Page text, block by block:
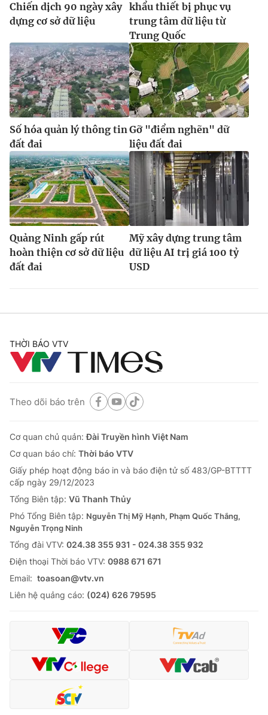
Chiến dịch 90 ngày xây
dựng cơ sở dữ liệu
khẩu thiết bị phục vụ
trung tâm dữ liệu từ
Trung Quốc
Số hóa quản lý thông tin
đất đai
Gỡ "điểm nghẽn" dữ
liệu đất đai
Quảng Ninh gấp rút
hoàn thiện cơ sở dữ liệu
đất đai
Mỹ xây dựng trung tâm
dữ liệu AI trị giá 100 tỷ
USD
THỜI BÁO VTV
Theo dõi báo trên
Cơ quan chủ quản:Đài Truyền hình Việt Nam
Cơ quan báo chí: Thời báo VTV
Giấy phép hoạt động báo in và báo điện tử số 483/GP-BTTTT
cấp ngày 29/12/2023
Tổng Biên tập: Vũ Thanh Thủy
Phó Tổng Biên tập: Nguyễn Thị Mỹ Hạnh, Phạm Quốc Thắng,
Nguyễn Trọng Ninh
Tổng đài VTV: 024.38 355 931 - 024.38 355 932
Ðiện thoại Thời báo VTV: 0988 671 671
Email: toasoan@vtv.vn
Liên hệ quảng cáo: (024) 626 79595